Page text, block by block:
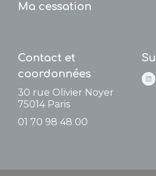
Ma cessation
Contact et
coordonnées
30 rue Olivier Noyer
75014 Paris
01 70 98 48 00